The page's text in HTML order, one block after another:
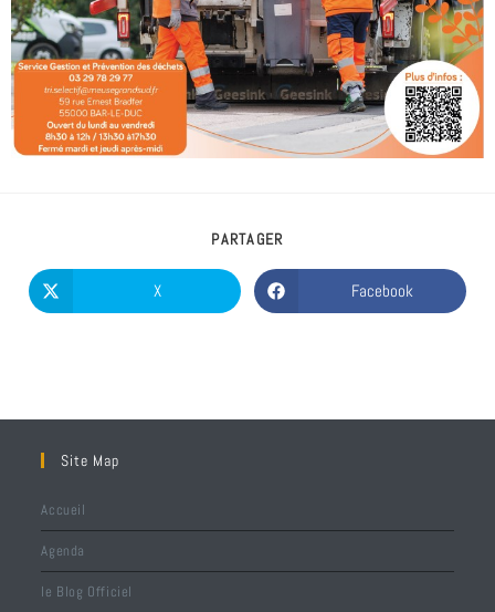
PARTAGER
X Facebook
Site Map
Accueil
Agenda
le Blog Officiel